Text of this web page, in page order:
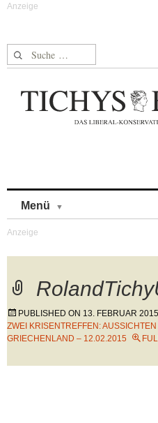
Suche nach:
Menü
PUBLISHED ON 13. FEBRUAR 2015
ZWEI KRISENTREFFEN:
GRIECHENLAND – 12.02.2015